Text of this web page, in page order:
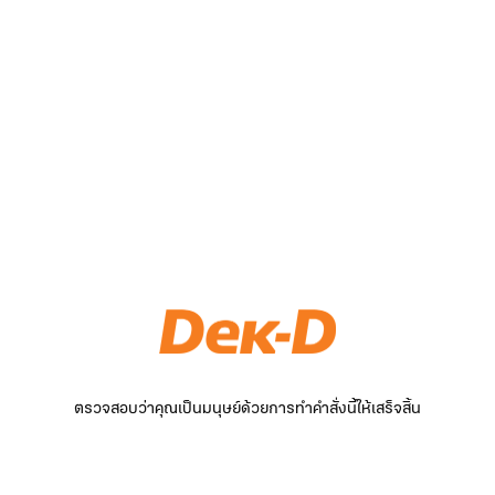
ตรวจสอบว่าคุณเป็นมนุษย์ด้วยการทำคำสั่งนี้ให้เสร็จสิ้น